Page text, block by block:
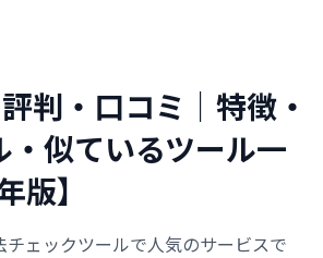
判・口コミ｜特徴・
・似ているツール一
版】
ェックツールで人気のサービスで